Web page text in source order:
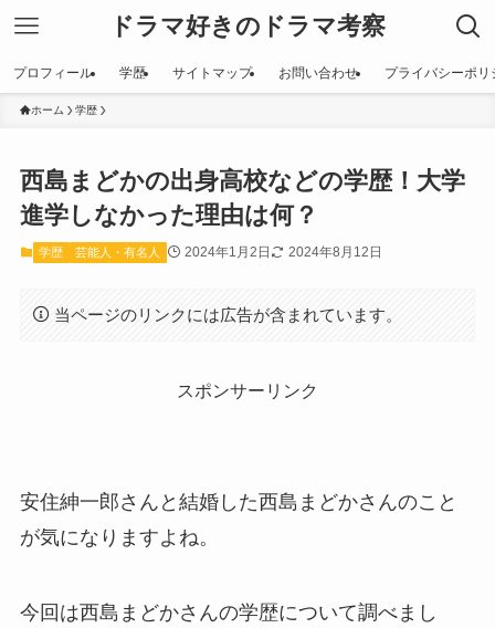
ドラマ好きのドラマ考察
プロフィール 学歴 サイトマップ お問い合わせ プライバシーポ
ホーム 学歴
西島まどかの出身高校などの学歴！大学
進学しなかった理由は何？
学歴 芸能人・有名人 2024年1月2日 2024年8月12日
当ページのリンクには広告が含まれています。
スポンサーリンク
安住紳一郎さんと結婚した西島まどかさんのこと
が気になりますよね。
今回は西島まどかさんの学歴について調べまし